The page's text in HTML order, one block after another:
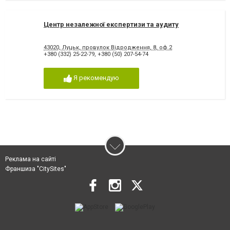
Центр незалежної експертизи та аудиту
43020, Луцьк, провулок Відродження, 8, оф.2
+380 (332) 25-22-79, +380 (50) 207-54-74
Я рекомендую
Реклама на сайті
Франшиза "CitySites"